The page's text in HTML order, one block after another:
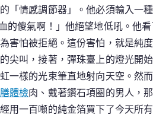
「情感調節器」。他必須輸入一
的傻氣啊！」他絕望地低吼。他
害怕被拒絕。這份害怕，就是純
尖叫，接著，彈珠臺上的燈光開
一樣的光束筆直地射向天空。然
體檢肉、戴著鑽石項圈的男人，
用一百噸的純金箔買下了今天所